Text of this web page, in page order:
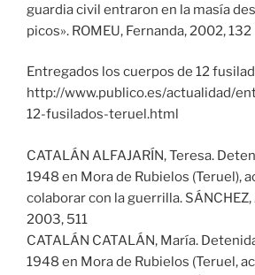
guardia civil entraron en la masía
picos». ROMEU, Fernanda, 2002, 132
Entregados los cuerpos de 12
http://www.publico.es/actualidad/
12-fusilados-teruel.html
CATALÁN ALFAJARÍN, Teresa.
1948 en Mora de Rubielos (Teruel),
colaborar con la guerrilla. SÁNCHEZ,
2003, 511
CATALÁN CATALÁN, María.
1948 en Mora de Rubielos (Teruel,